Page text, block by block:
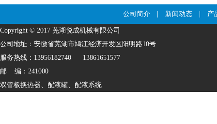
公司简介 新闻动态 产
Copyright © 2017 芜湖悦成机械有限公司
公司地址：安徽省芜湖市鸠江经济开发区阳明路10号
服务热线：13956182740 13861651577
邮 编：241000
双管板换热器、 配液罐、 配液系统